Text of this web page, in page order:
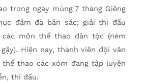
trong ngày mùng 7 tháng Giêng
đậm đà bản sắc; giải thi đấu
các môn thể thao dân tộc (ném
Hiện nay, thành viên đội văn
thể thao các xóm đang tập luyện
thi đấu.